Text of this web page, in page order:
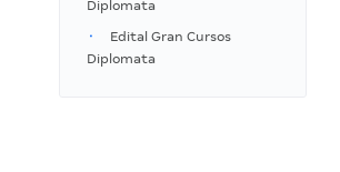
Diplomata
Edital Gran Cursos
Diplomata